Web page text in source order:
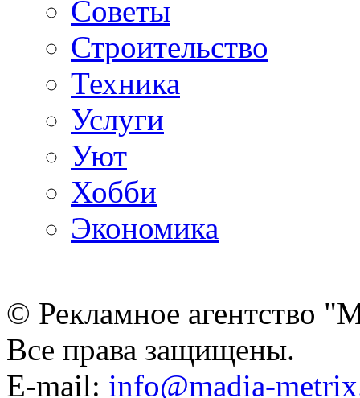
Советы
Строительство
Техника
Услуги
Уют
Хобби
Экономика
© Рекламное агентство
Все права защищены.
E-mail: info@madia-